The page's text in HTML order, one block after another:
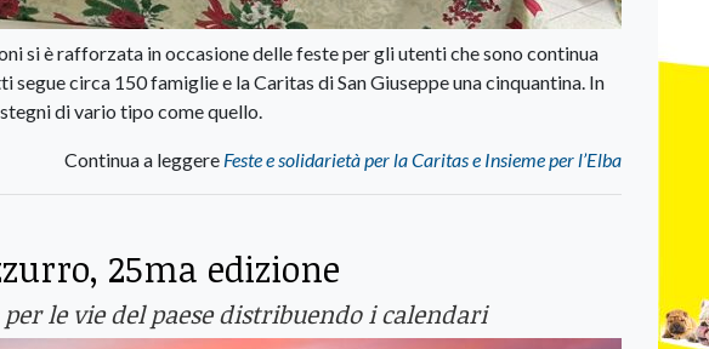
si è rafforzata in occasione delle feste per gli utenti che sono continua
segue circa 150 famiglie e la Caritas di San Giuseppe una cinquantina. In
di vario tipo come quello.
Continua a leggere Feste e solidarietà per la Caritas e Insieme per l’Elba
25ma edizione
le vie del paese distribuendo i calendari